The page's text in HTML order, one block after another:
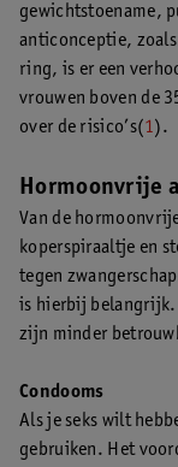
gewichtstoename,
anticonceptie,
ring, is er een
vrouwen boven de
over de risico’s(1).
Hormoonvrije
Van de
koperspiraaltje en
tegen
is hierbij belangrijk.
zijn minder
Condooms
Als je seks wilt
gebruiken. Het